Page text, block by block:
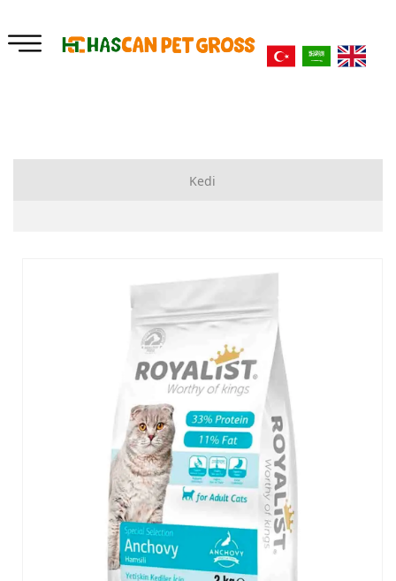
Kedi
Tuvalet ve Kürekler
Kedi Kumları
Tarak ve Makas
Mama ve Su Kapları